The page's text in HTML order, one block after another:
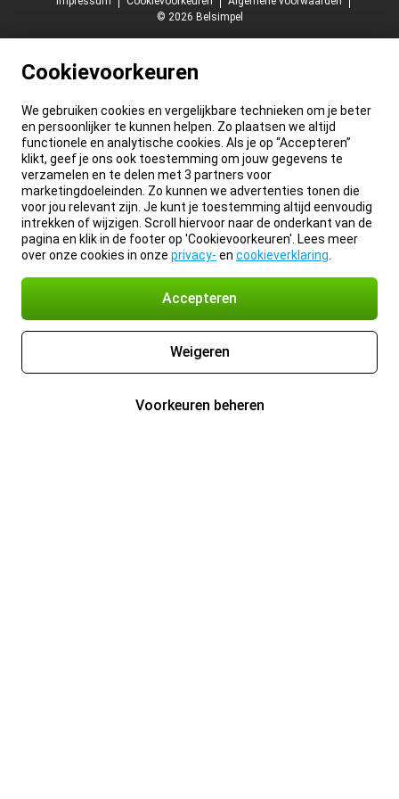
© 2026 Belsimpel
Cookievoorkeuren
We gebruiken cookies en vergelijkbare technieken om je beter
en persoonlijker te kunnen helpen. Zo plaatsen we altijd
functionele en analytische cookies. Als je op “Accepteren”
klikt, geef je ons ook toestemming om jouw gegevens te
verzamelen en te delen met 3 partners voor
marketingdoeleinden. Zo kunnen we advertenties tonen die
voor jou relevant zijn. Je kunt je toestemming altijd eenvoudig
intrekken of wijzigen. Scroll hiervoor naar de onderkant van de
pagina en klik in de footer op 'Cookievoorkeuren'. Lees meer
over onze cookies in onze privacy- en cookieverklaring
Accepteren
Weigeren
Voorkeuren beheren